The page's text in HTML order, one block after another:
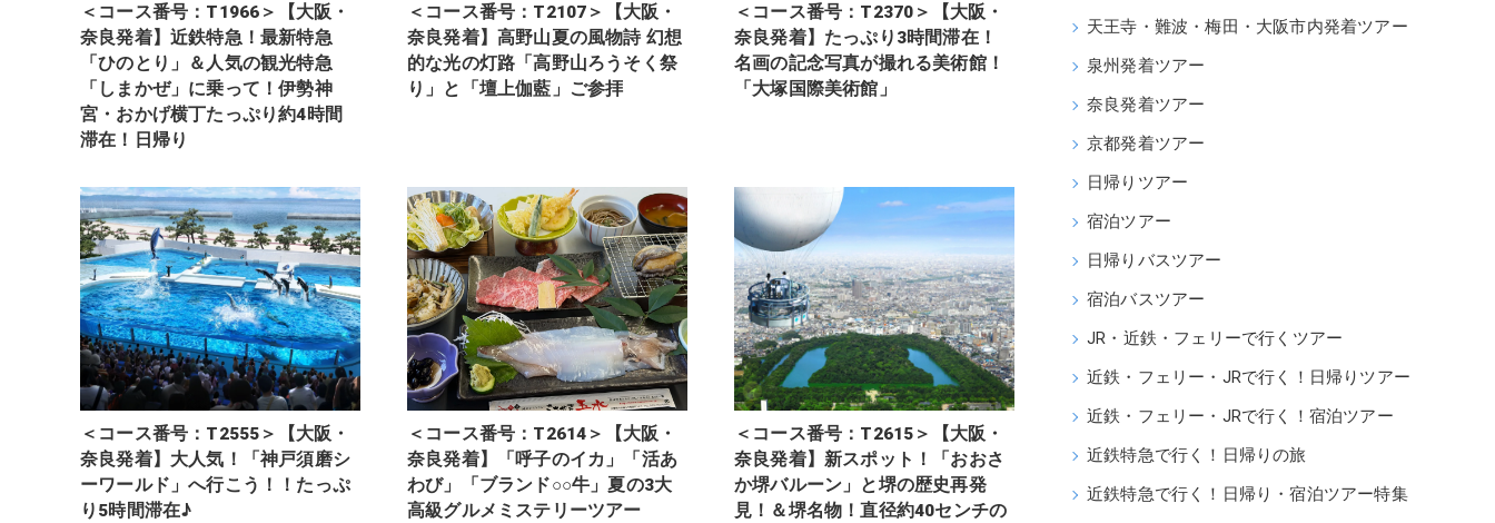
＜コース番号：T1966＞【大阪・
奈良発着】近鉄特急！最新特急
「ひのとり」＆人気の観光特急
「しまかぜ」に乗って！伊勢神
宮・おかげ横丁たっぷり約4時間
滞在！日帰り
＜コース番号：T2107＞【大阪・
奈良発着】高野山夏の風物詩 幻想
的な光の灯路「高野山ろうそく祭
り」と「壇上伽藍」ご参拝
＜コース番号：T2370＞【大阪・
奈良発着】たっぷり3時間滞在！
名画の記念写真が撮れる美術館！
「大塚国際美術館」
＜コース番号：T2555＞【大阪・
奈良発着】大人気！「神戸須磨シ
ーワールド」へ行こう！！たっぷ
り5時間滞在♪
＜コース番号：T2614＞【大阪・
奈良発着】「呼子のイカ」「活あ
わび」「ブランド○○牛」夏の3大
高級グルメミステリーツアー
＜コース番号：T2615＞【大阪・
奈良発着】新スポット！「おおさ
か堺バルーン」と堺の歴史再発
見！＆堺名物！直径約40センチの
天王寺・難波・梅田・大阪市内発着ツアー
泉州発着ツアー
奈良発着ツアー
京都発着ツアー
日帰りツアー
宿泊ツアー
日帰りバスツアー
宿泊バスツアー
JR・近鉄・フェリーで行くツアー
近鉄・フェリー・JRで行く！日帰りツアー
近鉄・フェリー・JRで行く！宿泊ツアー
近鉄特急で行く！日帰りの旅
近鉄特急で行く！日帰り・宿泊ツアー特集